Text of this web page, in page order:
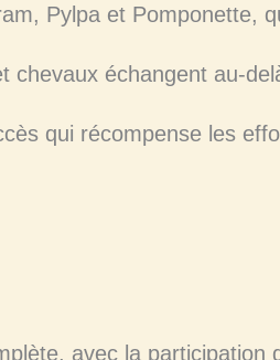
Pylpa et Pomponette,
chevaux échangent au-
qui récompense les
avec la participation